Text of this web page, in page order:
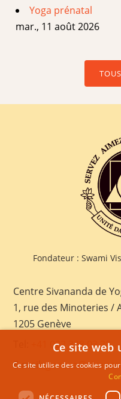
Yoga prénatal
mar., 11 août 2026
Fondateur : Swami
Centre Sivananda de
1, rue des Minoteries /
1205 Genève
+41 022 328 03 28
E-mail:
Ce site web
Ce site utilise des cookies